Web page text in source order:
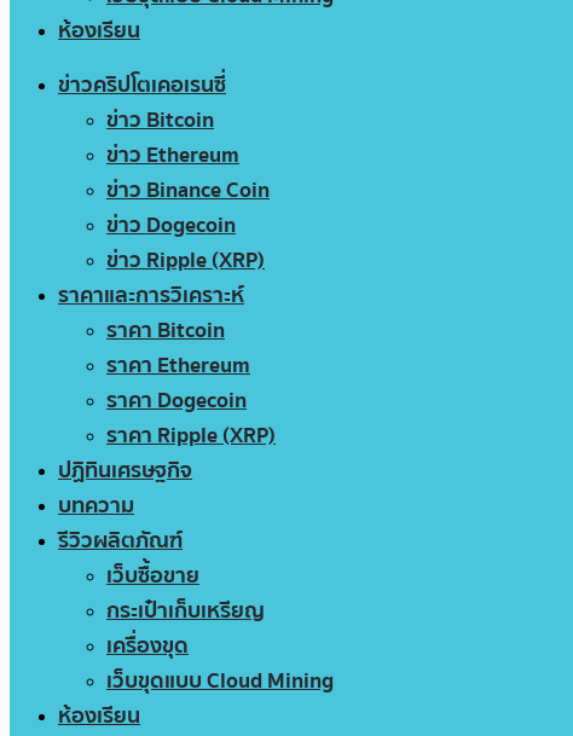
ห้องเรียน
ข่าวคริปโตเคอเรนซี่
ข่าว Bitcoin
ข่าว Ethereum
ข่าว Binance Coin
ข่าว Dogecoin
ข่าว Ripple (XRP)
ราคาและการวิเคราะห์
ราคา Bitcoin
ราคา Ethereum
ราคา Dogecoin
ราคา Ripple (XRP)
ปฏิทินเศรษฐกิจ
บทความ
รีวิวผลิตภัณฑ์
เว็บซื้อขาย
กระเป๋าเก็บเหรียญ
เครื่องขุด
เว็บขุดแบบ Cloud Mining
ห้องเรียน